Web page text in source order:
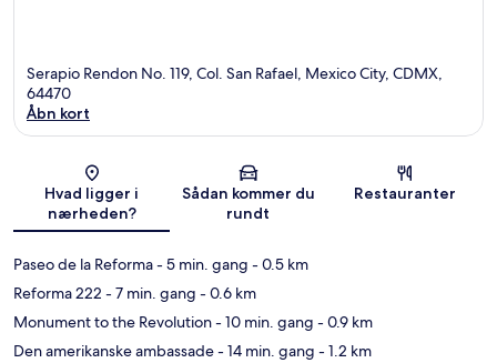
Serapio Rendon No. 119, Col. San Rafael, Mexico City, CDMX,
64470
Åbn kort
Hvad ligger i
nærheden?
Sådan kommer du
rundt
Restauranter
Paseo de la Reforma- 5 min. gang - 0.5 km
Reforma 222 - 7 min. gang - 0.6 km
Monument to the Revolution- 10 min. gang - 0.9 km
Den amerikanske ambassade- 14 min. gang - 1.2 km